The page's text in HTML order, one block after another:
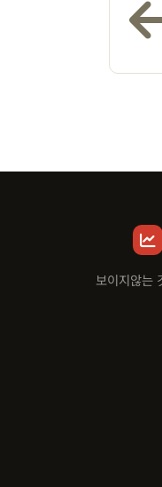
보이지않는